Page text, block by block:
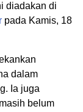
diadakan di
pada Kamis, 18
dalam
Ia juga
belum